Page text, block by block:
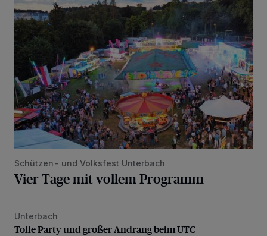
Vier Tage mit vollem Programm
Schützen- und Volksfest Unterbach
Vier Tage mit vollem Programm
Tolle Party und großer Andrang beim UTC
Unterbach
Tolle Party und großer Andrang beim UTC